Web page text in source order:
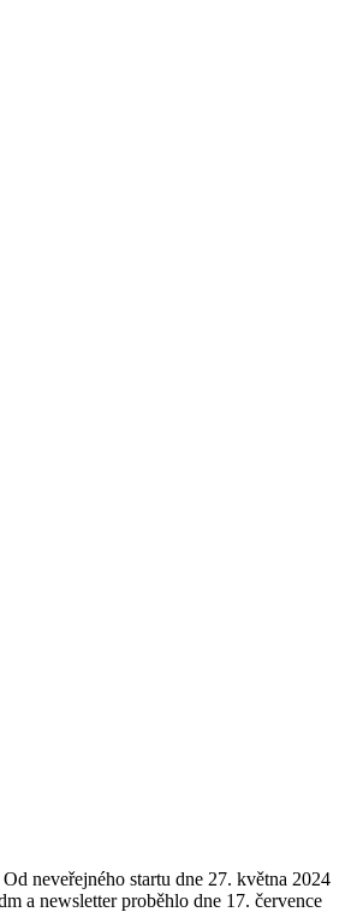
neveřejného startu dne 27. května 2024
a newsletter proběhlo dne 17. července